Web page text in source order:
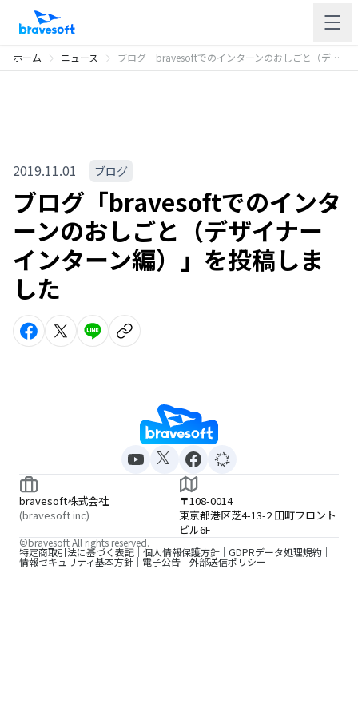
ホーム ニュース ブログ「bravesoftでのインターンのおしごと（デザイナーインターン編）」を投稿しました
2019.11.01 ブログ
ブログ「bravesoftでのインタ
ーンのおしごと（デザイナー
インターン編）」を投稿しま
した
bravesoft株式会社
(bravesoft inc)
〒108-0014
東京都港区芝4-13-2 田町フロント
ビル6F
特定商取引法に基づく表記 個人情報保護方針 GDPRデータ処理規約
情報セキュリティ基本方針 電子公告 外部送信ポリシー
©bravesoft All rights reserved.